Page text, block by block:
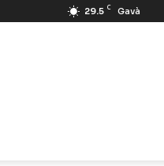
29.5 C Gavà